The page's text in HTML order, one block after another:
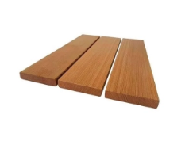
тепла
камень